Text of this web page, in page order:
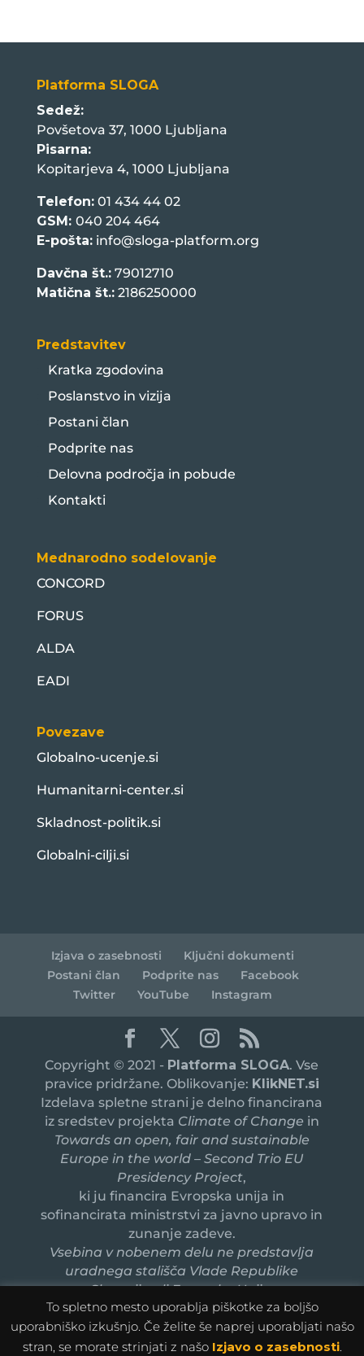
Platforma SLOGA
Sedež:
Povšetova 37, 1000 Ljubljana
Pisarna:
Kopitarjeva 4, 1000 Ljubljana
Telefon:01 434 44 02
GSM: 040 204 464
E-pošta: info@sloga-platform.org
Davčna št.:79012710
Matična št.:2186250000
Predstavitev
Kratka zgodovina
Poslanstvo in vizija
Postani član
Podprite nas
Delovna področja in pobude
Kontakti
Mednarodno sodelovanje
CONCORD
FORUS
ALDA
EADI
Povezave
Globalno-ucenje.si
Humanitarni-center.si
Skladnost-politik.si
Globalni-cilji.si
Izjava o zasebnosti
Ključni dokumenti
Postani član
Podprite nas
Facebook
Twitter
YouTube Instagram
Copyright © 2021 - Platforma SLOGA. Vse
pravice pridržane. Oblikovanje: KlikNET.si
Izdelava spletne strani je delno financirana
iz sredstev projekta Climate of Change in
Towards an open, fair and sustainable
Europe in the world – Second Trio EU
Presidency Project,
ki ju financira Evropska unija in
sofinancirata ministrstvi za javno upravo in
zunanje zadeve.
Vsebina v nobenem delu ne predstavlja
uradnega stališča Vlade Republike
Slovenije ali Evropske Unije.
To spletno mesto uporablja piškotke za boljšo
uporabniško izkušnjo. Če želite še naprej uporabljati našo
stran, se morate strinjati z našo Izjavo o zasebnosti.